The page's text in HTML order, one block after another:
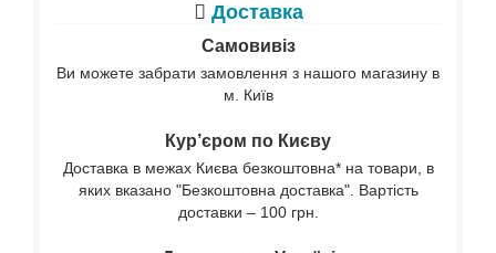
Доставка
Самовивіз
Ви можете забрати замовлення з нашого магазину в
м. Київ
Кур’єром по Києву
Доставка в межах Києва безкоштовна* на товари, в
яких вказано "Безкоштовна доставка". Вартість
доставки – 100 грн.